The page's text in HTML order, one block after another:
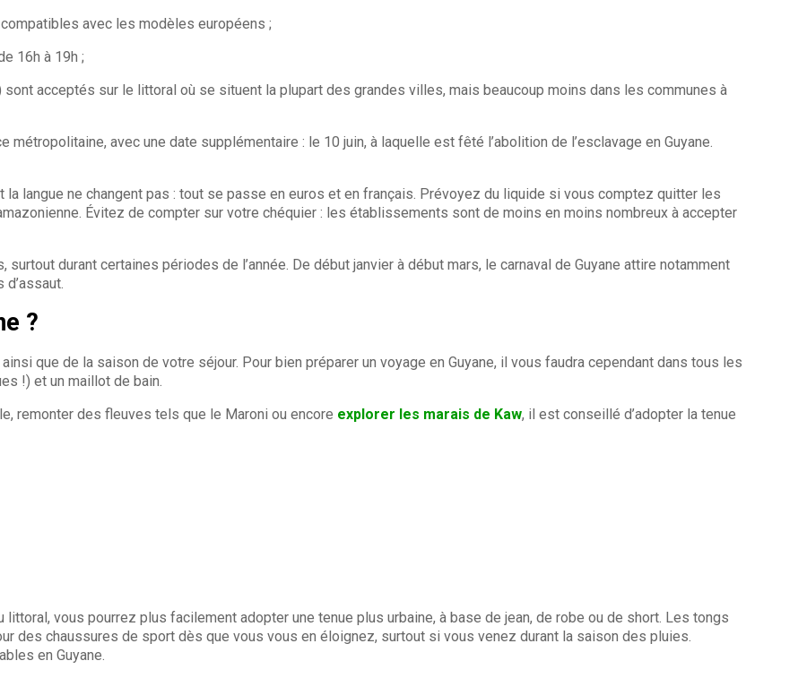
avec les modèles européens ;
16h à 19h ;
acceptés sur le littoral où se situent la plupart des grandes villes, mais beaucoup moins dans les communes à
avec une date supplémentaire : le 10 juin, à laquelle est fêté l’abolition de l’esclavage en Guyane.
la langue ne changent pas : tout se passe en euros et en français. Prévoyez du liquide si vous comptez quitter les
Évitez de compter sur votre chéquier : les établissements sont de moins en moins nombreux à accepter
surtout durant certaines périodes de l’année. De début janvier à début mars, le carnaval de Guyane attire notamment
?
que de la saison de votre séjour. Pour bien préparer un voyage en Guyane, il vous faudra cependant dans tous les
!) et un maillot de bain.
remonter des fleuves tels que le Maroni ou encore explorer les marais de Kaw, il est conseillé d’adopter la tenue
vous pourrez plus facilement adopter une tenue plus urbaine, à base de jean, de robe ou de short. Les tongs
des chaussures de sport dès que vous vous en éloignez, surtout si vous venez durant la saison des pluies.
en Guyane.